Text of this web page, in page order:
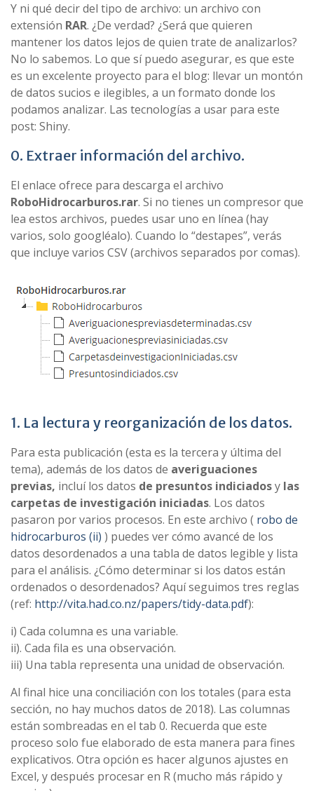
Y ni qué decir del tipo de archivo: un archivo con
extensión RAR. ¿De verdad? ¿Será que quieren
mantener los datos lejos de quien trate de analizarlos?
No lo sabemos. Lo que sí puedo asegurar, es que este
es un excelente proyecto para el blog: llevar un montón
de datos sucios e ilegibles, a un formato donde los
podamos analizar. Las tecnologías a usar para este
post: Shiny.
0. Extraer información del archivo.
El enlace ofrece para descarga el archivo
RoboHidrocarburos.rar. Si no tienes un compresor que
lea estos archivos, puedes usar uno en línea (hay
varios, solo googléalo). Cuando lo “destapes”, verás
que incluye varios CSV (archivos separados por comas).
1. La lectura y reorganización de los datos.
Para esta publicación (esta es la tercera y última del
tema), además de los datos de averiguaciones
previas, incluí los datos de presuntos indiciadosy las
carpetas de investigación iniciadas. Los datos
pasaron por varios procesos. En este archivo ( robo de
hidrocarburos (ii) ) puedes ver cómo avancé de los
datos desordenados a una tabla de datos legible y lista
para el análisis. ¿Cómo determinar si los datos están
ordenados o desordenados? Aquí seguimos tres reglas
(ref: http://vita.had.co.nz/papers/tidy-data.pdf):
i) Cada columna es una variable.
ii). Cada fila es una observación.
iii) Una tabla representa una unidad de observación.
Al final hice una conciliación con los totales (para esta
sección, no hay muchos datos de 2018). Las columnas
están sombreadas en el tab 0. Recuerda que este
proceso solo fue elaborado de esta manera para fines
explicativos. Otra opción es hacer algunos ajustes en
Excel, y después procesar en R (mucho más rápido y